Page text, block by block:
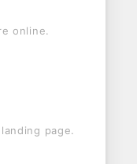
online.
page.